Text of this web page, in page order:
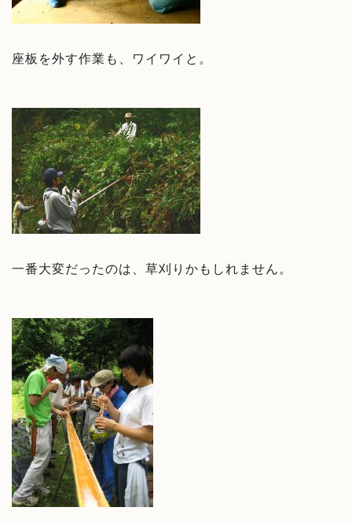
座板を外す作業も、ワイワイと。
一番大変だったのは、草刈りかもしれません。